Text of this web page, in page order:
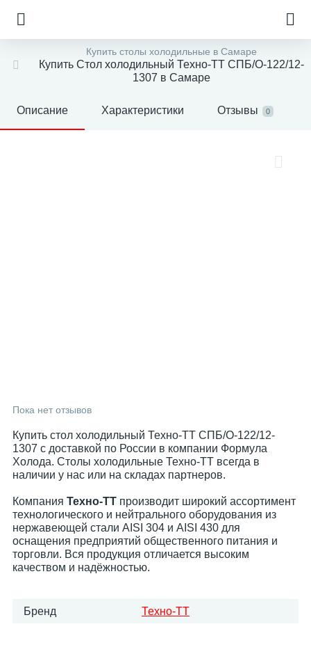
Купить столы холодильные в Самаре
Купить Стол холодильный Техно-ТТ СПБ/О-122/12-
1307 в Самаре
Описание Характеристики Отзывы 0
Пока нет отзывов
Купить стол холодильный Техно-ТТ СПБ/О-122/12-
1307 с доставкой по России в компании Формула
Холода. Столы холодильные Техно-ТТ всегда в
наличии у нас или на складах партнеров.
Компания Техно-ТТ производит широкий ассортимент
технологического и нейтрального оборудования из
нержавеющей стали AISI 304 и AISI 430 для
оснащения предприятий общественного питания и
торговли. Вся продукция отличается высоким
качеством и надёжностью.
Бренд Техно-ТТ